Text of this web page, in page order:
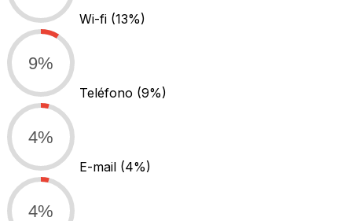
Wi-fi (13%)
9%
Teléfono (9%)
4%
E-mail (4%)
4%